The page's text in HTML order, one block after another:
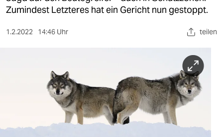
wahrheit
Zumindest Letzteres hat ein Gericht nun gestoppt.
1.2.2022 14:46 Uhr teilen